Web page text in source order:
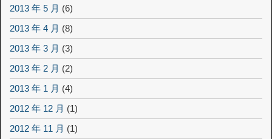
2013 年 5 月 (6)
2013 年 4 月 (8)
2013 年 3 月 (3)
2013 年 2 月 (2)
2013 年 1 月 (4)
2012 年 12 月 (1)
2012 年 11 月 (1)